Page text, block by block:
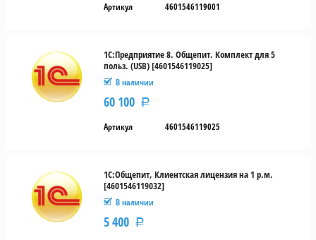
Артикул 4601546119001
1С:Предприятие 8. Общепит. Комплект для 5
польз. (USB) [4601546119025]
В наличии
60 100 Р
Артикул 4601546119025
1С:Общепит, Клиентская лицензия на 1 р.м.
[4601546119032]
В наличии
5 400 Р